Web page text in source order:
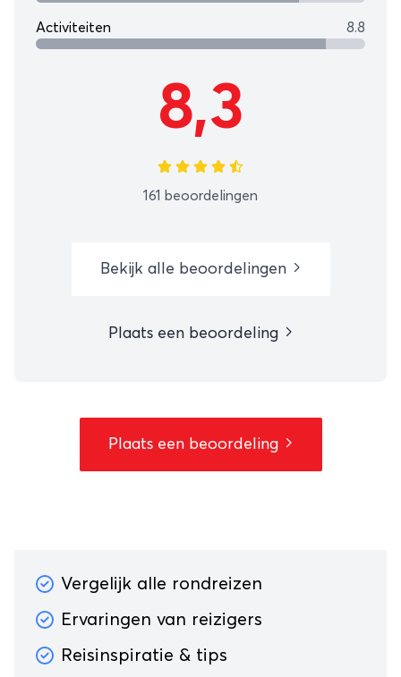
Activiteiten 8.8
8,3
161 beoordelingen
Bekijk alle beoordelingen
Plaats een beoordeling
Plaats een beoordeling
Vergelijk alle rondreizen
Ervaringen van reizigers
Reisinspiratie & tips